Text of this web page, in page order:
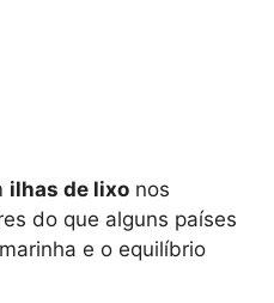
ilhas de lixo nos
do que alguns países
e o equilíbrio